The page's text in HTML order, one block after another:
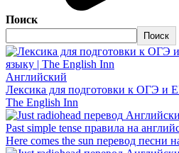
Поиск
Поиск
Английский
Лексика для подготовки к ОГЭ и
The English Inn
Past simple tense правила на
Here comes the sun перевод песни